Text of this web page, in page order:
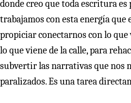
donde creo que toda escritura
trabajamos con esta energía que
propiciar conectarnos con lo que
lo que viene de la calle, para
subvertir las narrativas que nos
paralizados. Es una tarea